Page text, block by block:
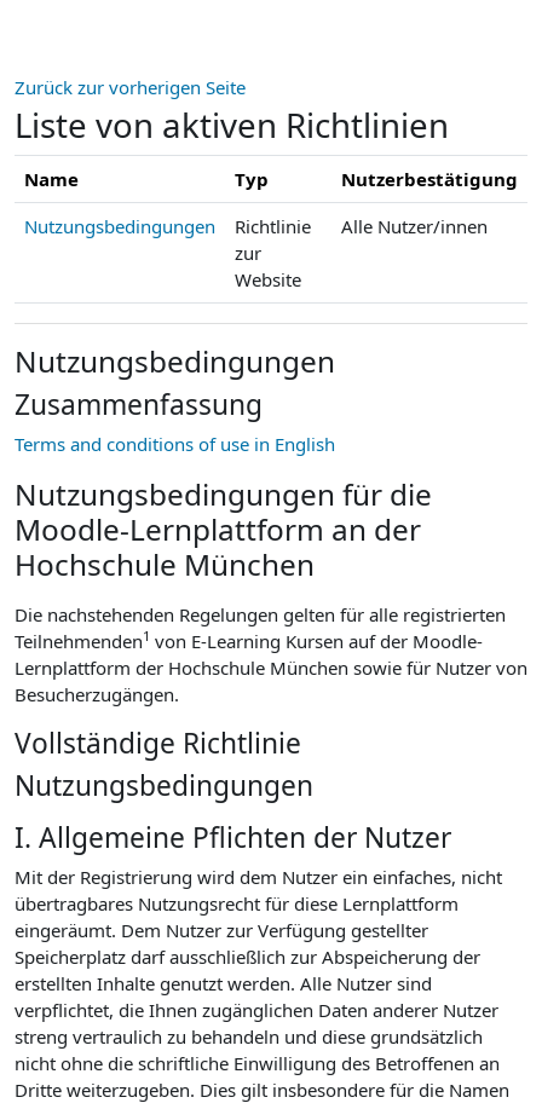
Zurück zur vorherigen Seite
Liste von aktiven Richtlinien
Name Typ
Nutzerbestätigung
Nutzungsbedingungen
Richtlinie
zur
Website
Alle Nutzer/innen
Nutzungsbedingungen
Zusammenfassung
Terms and conditions of use in English
Nutzungsbedingungen für die
Moodle-Lernplattform an der
Hochschule München
Die nachstehenden Regelungen gelten für alle registrierten
Teilnehmenden1 von E-Learning Kursen auf der Moodle-
Lernplattform der Hochschule München sowie für Nutzer von
Besucherzugängen.
Vollständige Richtlinie
Nutzungsbedingungen
I. Allgemeine Pflichten der Nutzer
Mit der Registrierung wird dem Nutzer ein einfaches, nicht
übertragbares Nutzungsrecht für diese Lernplattform
eingeräumt. Dem Nutzer zur Verfügung gestellter
Speicherplatz darf ausschließlich zur Abspeicherung der
erstellten Inhalte genutzt werden. Alle Nutzer sind
verpflichtet, die Ihnen zugänglichen Daten anderer Nutzer
streng vertraulich zu behandeln und diese grundsätzlich
nicht ohne die schriftliche Einwilligung des Betroffenen an
Dritte weiterzugeben. Dies gilt insbesondere für die Namen